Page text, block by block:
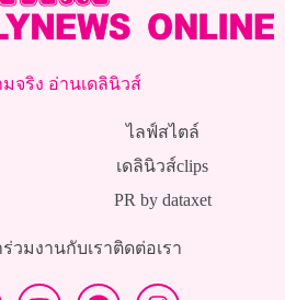
จริง อ่านเดลินิวส์
ไลฟ์สไตล์
เดลินิวส์clips
PR by dataxet
ร่วมงานกับเราติดต่อเรา